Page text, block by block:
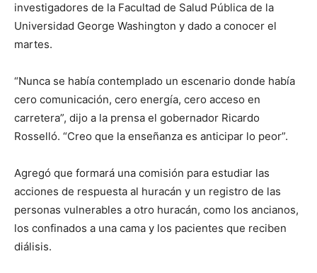
investigadores de la Facultad de Salud Pública de la
Universidad George Washington y dado a conocer el
martes.
“Nunca se había contemplado un escenario donde había
cero comunicación, cero energía, cero acceso en
carretera”, dijo a la prensa el gobernador Ricardo
Rosselló. “Creo que la enseñanza es anticipar lo peor”.
Agregó que formará una comisión para estudiar las
acciones de respuesta al huracán y un registro de las
personas vulnerables a otro huracán, como los ancianos,
los confinados a una cama y los pacientes que reciben
diálisis.